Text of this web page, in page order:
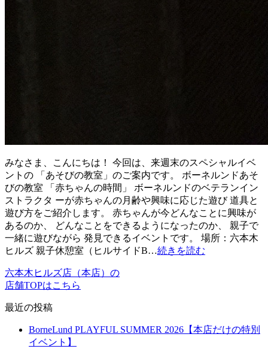
みなさま、こんにちは！ 今回は、来週末のスペシャルイベ
ントの 「あそびの教室」のご案内です。 ボーネルンドあそ
びの教室 「赤ちゃんの時間」 ボーネルンドのベテランイン
ストラクタ ーが赤ちゃんの月齢や興味に応じた遊び 道具と
遊び方をご紹介します。 赤ちゃんが今どんなことに興味が
あるのか、 どんなことをできるようになったのか、 親子で
一緒に遊びながら 発見できるイベントです。 場所：六本木
ヒルズ 親子休憩室（ヒルサイドB…続きを読む
六本木ヒルズ店（本店）の
店舗TOPはこちら
最近の投稿
BorneLund PLAYFUL SUMMER 2026【本店だけの特別
イベント】